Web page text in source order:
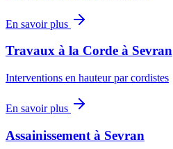
En savoir plus
Travaux à la Corde à Sevran
Interventions en hauteur par cordistes
En savoir plus
Assainissement à Sevran